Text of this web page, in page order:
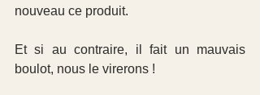
nouveau ce produit.
Et si au contraire, il fait un mauvais
boulot, nous le virerons !